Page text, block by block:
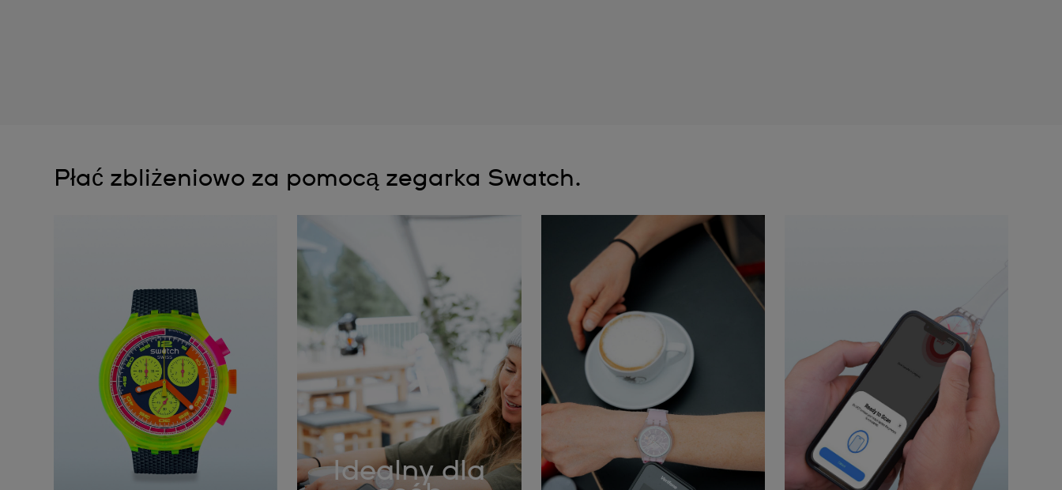
Płać zbliżeniowo za pomocą zegarka Swatch.
Idealny dla